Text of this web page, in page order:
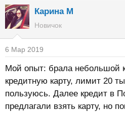
Карина M
Новичок
6 Мар 2019
Мой опыт: брала небольшой
кредитную карту, лимит 20
пользуюсь. Далее кредит в
предлагали взять карту, но